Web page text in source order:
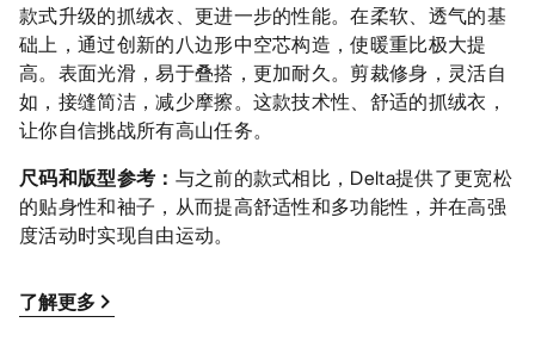
款式升级的抓绒衣、更进一步的性能。在柔软、透气的基
础上，通过创新的八边形中空芯构造，使暖重比极大提
高。表面光滑，易于叠搭，更加耐久。剪裁修身，灵活自
如，接缝简洁，减少摩擦。这款技术性、舒适的抓绒衣，
让你自信挑战所有高山任务。
尺码和版型参考： 与之前的款式相比，Delta提供了更宽松
的贴身性和袖子，从而提高舒适性和多功能性，并在高强
度活动时实现自由运动。
了解更多